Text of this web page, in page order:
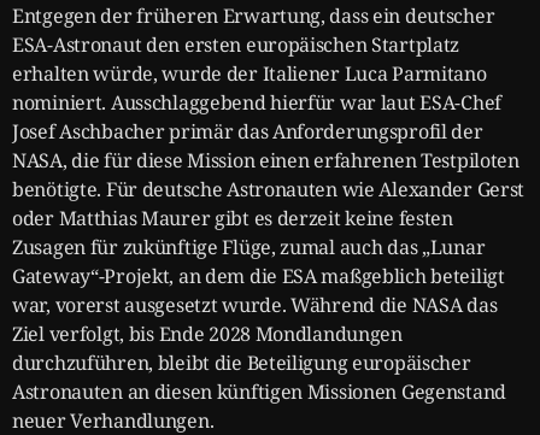
Entgegen der früheren Erwartung, dass ein deutscher
ESA-Astronaut den ersten europäischen Startplatz
erhalten würde, wurde der Italiener Luca Parmitano
nominiert. Ausschlaggebend hierfür war laut ESA-Chef
Josef Aschbacher primär das Anforderungsprofil der
NASA, die für diese Mission einen erfahrenen Testpiloten
benötigte. Für deutsche Astronauten wie Alexander Gerst
oder Matthias Maurer gibt es derzeit keine festen
Zusagen für zukünftige Flüge, zumal auch das „Lunar
Gateway“-Projekt, an dem die ESA maßgeblich beteiligt
war, vorerst ausgesetzt wurde. Während die NASA das
Ziel verfolgt, bis Ende 2028 Mondlandungen
durchzuführen, bleibt die Beteiligung europäischer
Astronauten an diesen künftigen Missionen Gegenstand
neuer Verhandlungen.